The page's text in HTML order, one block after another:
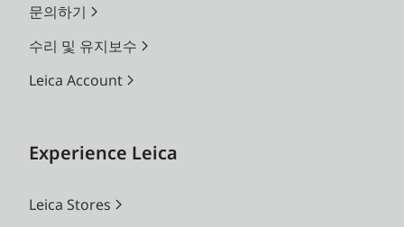
문의하기
수리 및 유지보수
Leica Account
Experience Leica
Leica Stores